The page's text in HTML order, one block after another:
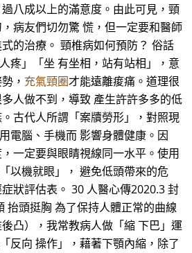
八成以上的滿意度。由此可見，頸
病友們切勿驚 慌，但一定要和醫師
的治療。 頸椎病如何預防？ 俗話
疼」「坐 有坐相，站有站相」，意
， 充氣頸圈才能遠離痠痛。道理很
人做不到，導致 產生許許多多的低
古代人所謂「案牘勞形」，對照現
電腦、手機而 影響身體健康。因
一定要與眼睛視線同一水平。使用
以機就眼」， 避免低頭帶來的危
狀評估表。 30 人醫心傳2020.3 封
抬頭挺胸 為了保持人體正常的曲線
後凸），我常教病人做「縮 下巴」運
反向 操作」，藉著下顎內縮，除了